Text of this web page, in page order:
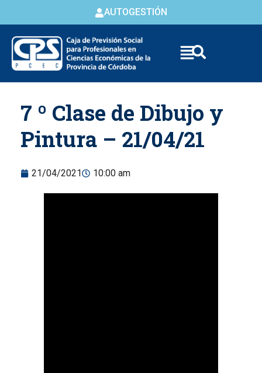
AUTOGESTIÓN
content
7 º Clase de Dibujo y
Pintura – 21/04/21
21/04/2021 10:00 am